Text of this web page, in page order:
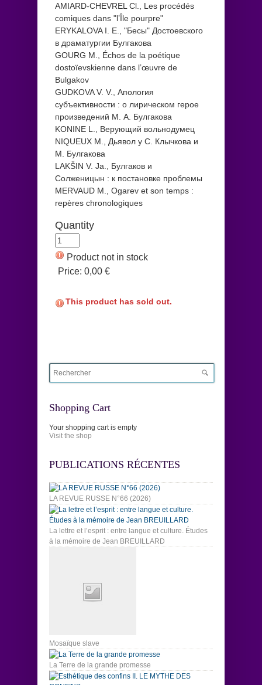
AMIARD-CHEVREL Cl., Les procédés
comiques dans "l’Île pourpre"
ERYKALOVA I. E., "Бесы" Достоевского
в драматургии Булгакова
GOURG M., Échos de la poétique
dostoïevskienne dans l’œuvre de
Bulgakov
GUDKOVA V. V., Апология
субъективности : о лирическом герое
произведений М. А. Булгакова
KONINE L., Верующий вольнодумец
NIQUEUX M., Дьявол у С. Клычкова и
М. Булгакова
LAKŠIN V. Ja., Булгаков и
Солженицын : к постановке проблемы
MERVAUD M., Ogarev et son temps :
repères chronologiques
Quantity
Product not in stock
Price: 0,00 €
This product has sold out.
Shopping Cart
Your shopping cart is empty
Visit the shop
PUBLICATIONS RÉCENTES
LA REVUE RUSSE N°66 (2026)
La lettre et l’esprit : entre langue et culture. Études
à la mémoire de Jean BREUILLARD
Mosaïque slave
La Terre de la grande promesse